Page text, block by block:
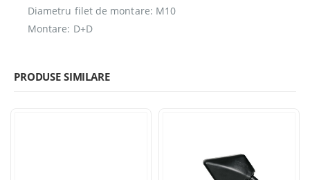
Diametru filet de montare: M10
Montare: D+D
PRODUSE SIMILARE